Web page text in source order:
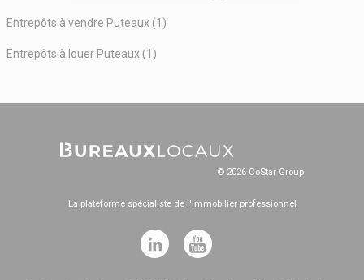
Entrepôts à vendre Puteaux (1)
Entrepôts à louer Puteaux (1)
© 2026 CoStar Group
La plateforme spécialiste de l'immobilier professionnel